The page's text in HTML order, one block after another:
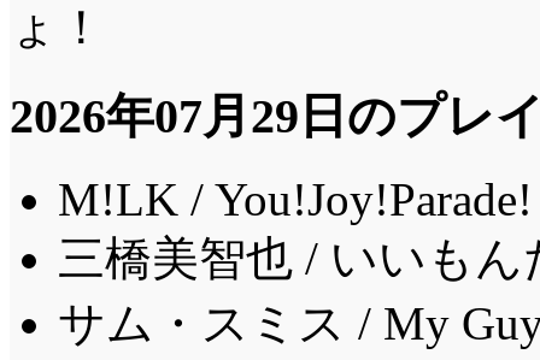
ょ！
2026年07月29日のプレ
M!LK / You!Joy!Parade!
三橋美智也 / いいも
サム・スミス / My